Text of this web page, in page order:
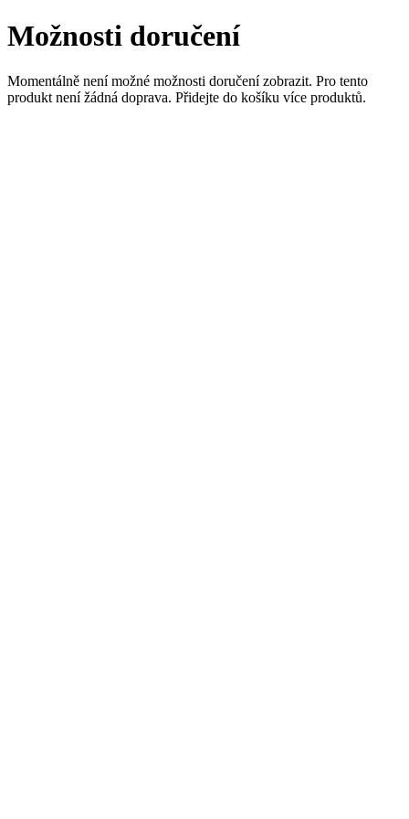
Možnosti doručení
Momentálně není možné možnosti doručení zobrazit. Pro tento
produkt není žádná doprava. Přidejte do košíku více produktů.